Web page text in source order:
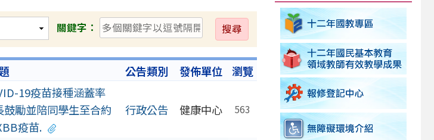
關鍵字：
送
出
公告類別 發佈單位 瀏覽
19疫苗接種涵蓋率
勵並陪同學生至合約
疫苗.
行政公告 健康中心 563